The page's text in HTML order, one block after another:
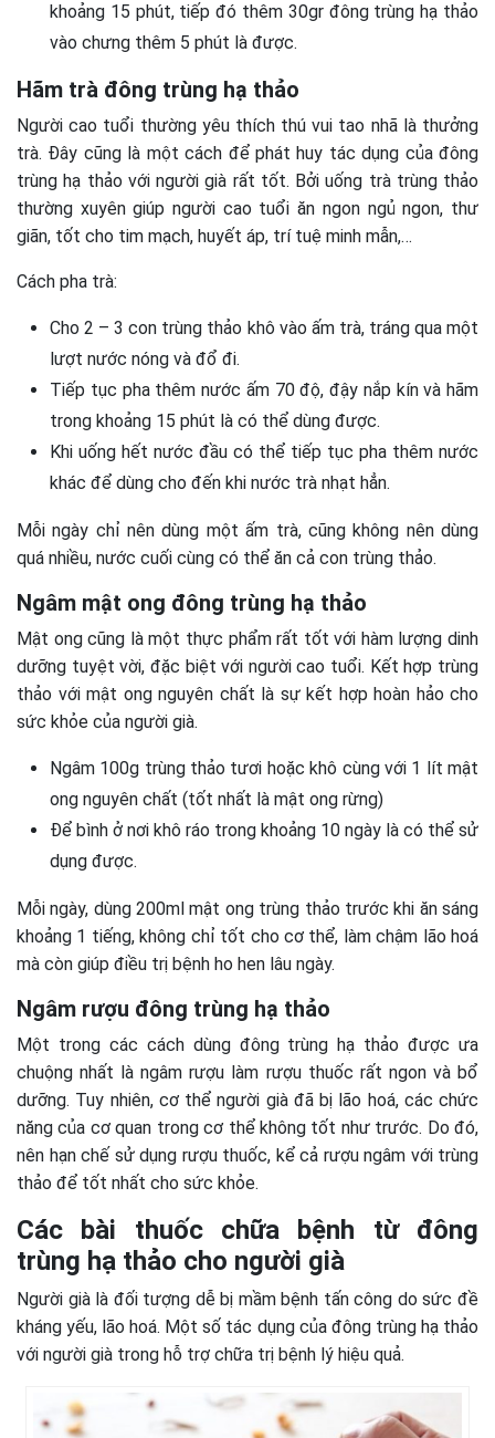
khoảng 15 phút, tiếp đó thêm 30gr đông trùng hạ thảo
vào chưng thêm 5 phút là được.
Hãm trà đông trùng hạ thảo
Người cao tuổi thường yêu thích thú vui tao nhã là thưởng
trà. Đây cũng là một cách để phát huy tác dụng của đông
trùng hạ thảo với người già rất tốt. Bởi uống trà trùng thảo
thường xuyên giúp người cao tuổi ăn ngon ngủ ngon, thư
giãn, tốt cho tim mạch, huyết áp, trí tuệ minh mẫn,…
Cách pha trà:
Cho 2 – 3 con trùng thảo khô vào ấm trà, tráng qua một
lượt nước nóng và đổ đi.
Tiếp tục pha thêm nước ấm 70 độ, đậy nắp kín và hãm
trong khoảng 15 phút là có thể dùng được.
Khi uống hết nước đầu có thể tiếp tục pha thêm nước
khác để dùng cho đến khi nước trà nhạt hẳn.
Mỗi ngày chỉ nên dùng một ấm trà, cũng không nên dùng
quá nhiều, nước cuối cùng có thể ăn cả con trùng thảo.
Ngâm mật ong đông trùng hạ thảo
Mật ong cũng là một thực phẩm rất tốt với hàm lượng dinh
dưỡng tuyệt vời, đặc biệt với người cao tuổi. Kết hợp trùng
thảo với mật ong nguyên chất là sự kết hợp hoàn hảo cho
sức khỏe của người già.
Ngâm 100g trùng thảo tươi hoặc khô cùng với 1 lít mật
ong nguyên chất (tốt nhất là mật ong rừng)
Để bình ở nơi khô ráo trong khoảng 10 ngày là có thể sử
dụng được.
Mỗi ngày, dùng 200ml mật ong trùng thảo trước khi ăn sáng
khoảng 1 tiếng, không chỉ tốt cho cơ thể, làm chậm lão hoá
mà còn giúp điều trị bệnh ho hen lâu ngày.
Ngâm rượu đông trùng hạ thảo
Một trong các cách dùng đông trùng hạ thảo được ưa
chuộng nhất là ngâm rượu làm rượu thuốc rất ngon và bổ
dưỡng. Tuy nhiên, cơ thể người già đã bị lão hoá, các chức
năng của cơ quan trong cơ thể không tốt như trước. Do đó,
nên hạn chế sử dụng rượu thuốc, kể cả rượu ngâm với trùng
thảo để tốt nhất cho sức khỏe.
Các bài thuốc chữa bệnh từ đông
trùng hạ thảo cho người già
Người già là đối tượng dễ bị mầm bệnh tấn công do sức đề
kháng yếu, lão hoá. Một số tác dụng của đông trùng hạ thảo
với người già trong hỗ trợ chữa trị bệnh lý hiệu quả.